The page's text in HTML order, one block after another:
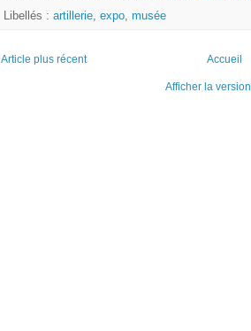
Libellés : artillerie, expo, musée
Article plus récent Accueil
Afficher la